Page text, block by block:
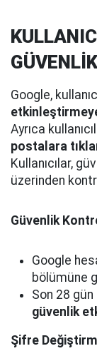
Google,
Ayrıca
postalara
Kullanıcılar,
üzerinden
Güvenlik
Google
bölümüne
Son 28 gün
güvenlik
Şifre